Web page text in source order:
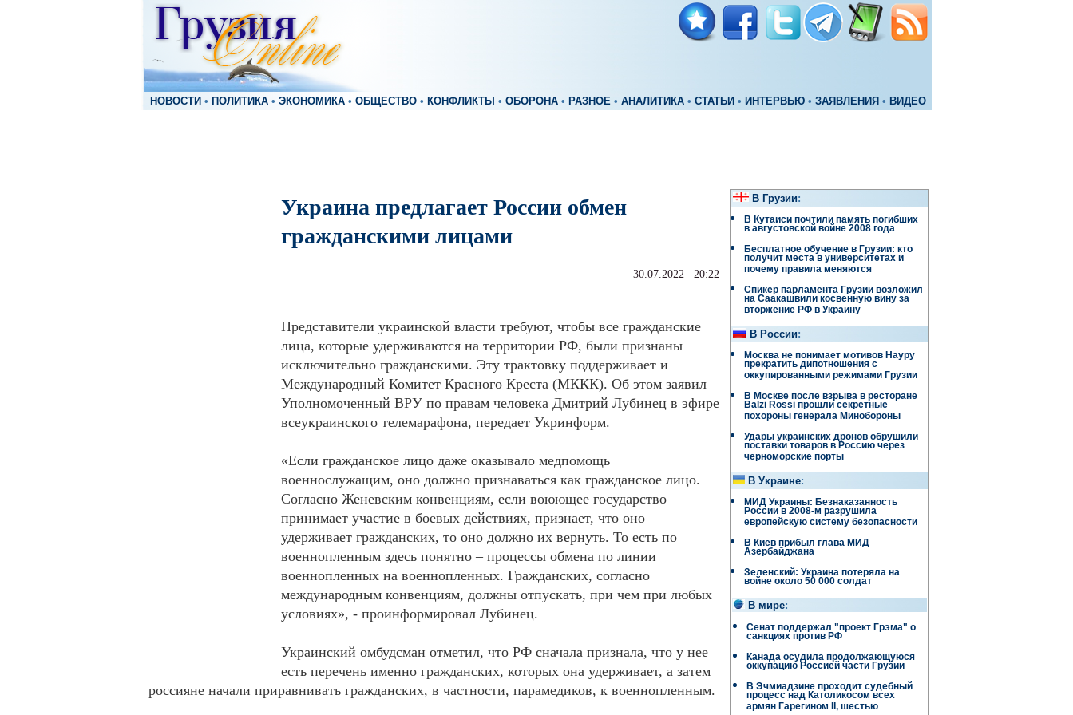
НОВОСТИ • ПОЛИТИКА • ЭКОНОМИКА • ОБЩЕСТВО • КОНФЛИКТЫ • ОБОРОНА • РАЗНОЕ • АНАЛИТИКА • СТАТЬИ • ИНТЕРВЬЮ • ЗАЯВЛЕНИЯ • ВИДЕО
Украина предлагает России обмен
гражданскими лицами
30.07.2022 20:22
Представители украинской власти требуют, чтобы все гражданские
лица, которые удерживаются на территории РФ, были признаны
исключительно гражданскими. Эту трактовку поддерживает и
Международный Комитет Красного Креста (МККК). Об этом заявил
Уполномоченный ВРУ по правам человека Дмитрий Лубинец в эфире
всеукраинского телемарафона, передает Укринформ.
«Если гражданское лицо даже оказывало медпомощь
военнослужащим, оно должно признаваться как гражданское лицо.
Согласно Женевским конвенциям, если воюющее государство
принимает участие в боевых действиях, признает, что оно
удерживает гражданских, то оно должно их вернуть. То есть по
военнопленным здесь понятно – процессы обмена по линии
военнопленных на военнопленных. Гражданских, согласно
международным конвенциям, должны отпускать, при чем при любых
условиях», - проинформировал Лубинец.
Украинский омбудсман отметил, что РФ сначала признала, что у нее
есть перечень именно гражданских, которых она удерживает, а затем
россияне начали приравнивать гражданских, в частности, парамедиков, к военнопленным.
В Грузии:
В Кутаиси почтили память погибших
в августовской войне 2008 года
Бесплатное обучение в Грузии: кто
получит места в университетах и
почему правила меняются
Спикер парламента Грузии возложил
на Саакашвили косвенную вину за
вторжение РФ в Украину
В России:
Москва не понимает мотивов Науру
прекратить дипотношения с
оккупированными режимами Грузии
В Москве после взрыва в ресторане
Balzi Rossi прошли секретные
похороны генерала Минобороны
Удары украинских дронов обрушили
поставки товаров в Россию через
черноморские порты
В Украине:
МИД Украины: Безнаказанность
России в 2008-м разрушила
европейскую систему безопасности
В Киев прибыл глава МИД
Азербайджана
Зеленский: Украина потеряла на
войне около 50 000 солдат
В мире:
Сенат поддержал "проект Грэма" о
санкциях против РФ
Канада осудила продолжающуюся
оккупацию Россией части Грузии
В Эчмиадзине проходит судебный
процесс над Католикосом всех
армян Гарегином II, шестью